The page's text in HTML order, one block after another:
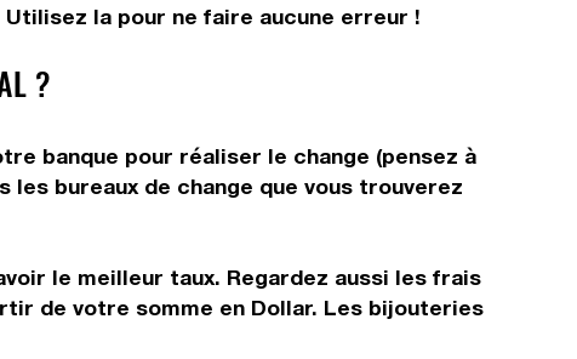
la pour ne faire aucune erreur !
?
banque pour réaliser le change (pensez à
les bureaux de change que vous trouverez
le meilleur taux. Regardez aussi les frais
de votre somme en Dollar. Les bijouteries